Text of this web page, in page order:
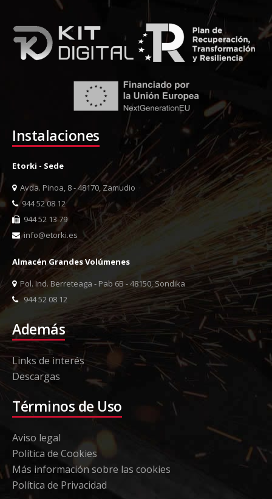
Instalaciones
Etorki - Sede
Avda. Pinoa, 8 - 48170, Zamudio
944 52 08 12
944 52 13 79
info@etorki.es
Almacén Grandes Volúmenes
Pol. Ind. Berreteaga - Pab 6B - 48150, Sondika
944 52 08 12
Además
Links de interés
Descargas
Términos de Uso
Aviso legal
Política de Cookies
Más información sobre las cookies
Política de Privacidad